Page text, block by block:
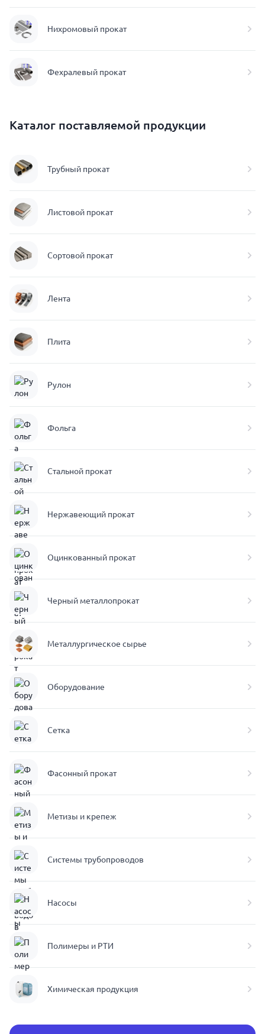
Нихромовый прокат
Фехралевый прокат
Каталог поставляемой продукции
Трубный прокат
Листовой прокат
Сортовой прокат
Лента
Плита
Рулон
Фольга
Стальной прокат
Нержавеющий прокат
Оцинкованный прокат
Черный металлопрокат
Металлургическое сырье
Оборудование
Сетка
Фасонный прокат
Метизы и крепеж
Системы трубопроводов
Насосы
Полимеры и РТИ
Химическая продукция